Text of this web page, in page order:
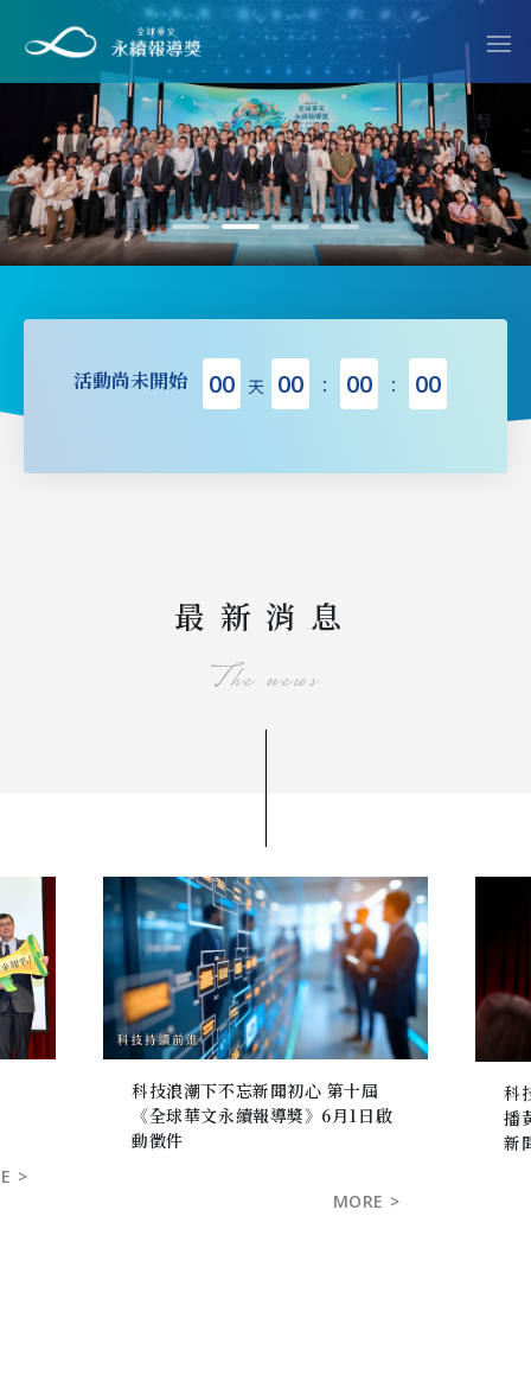
活動尚未開始 00 天 00 ： 00 ： 00
最新消息
The news
>
科技浪潮下不忘新聞初心 第十屆
《全球華文永續報導獎》6月1日啟
動徵件
MORE >
科
播
新